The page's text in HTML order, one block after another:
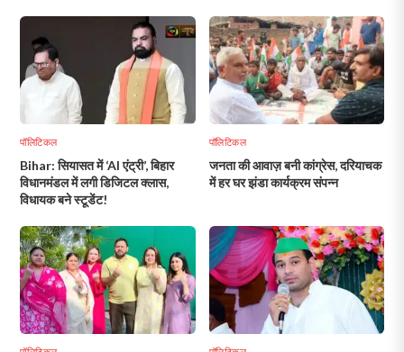
पॉलिटिकल
Bihar: सियासत में ‘AI एंट्री’, बिहार
विधानमंडल में लगी डिजिटल क्लास,
विधायक बने स्टूडेंट!
पॉलिटिकल
जनता की आवाज़ बनी कांग्रेस, दरियाचक
में हर घर झंडा कार्यक्रम संपन्न